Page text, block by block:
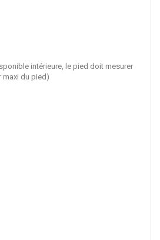
intérieure, le pied doit mesurer
maxi du pied)